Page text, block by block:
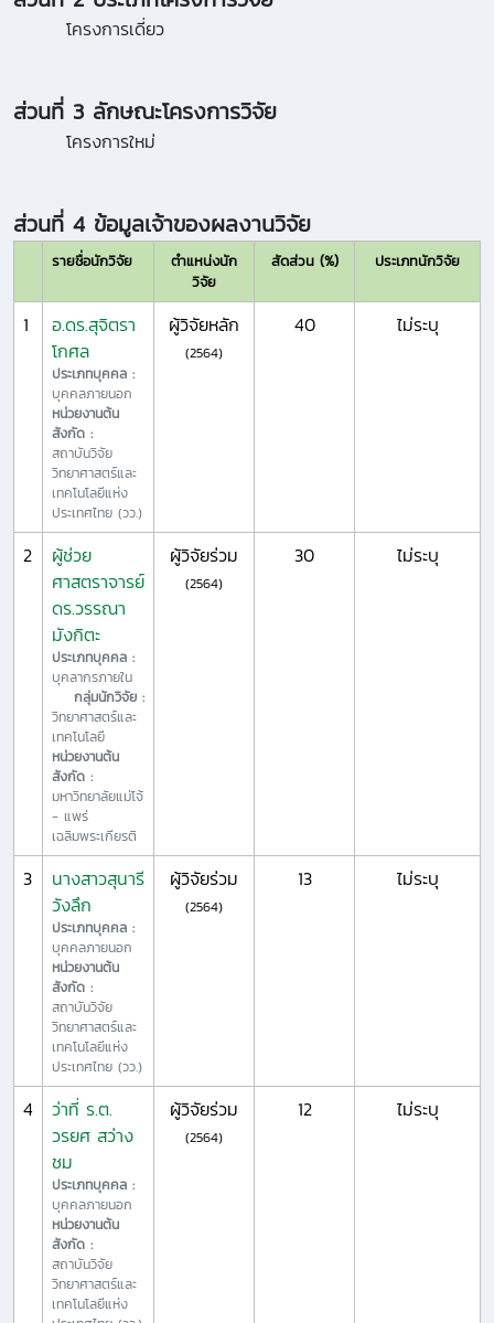
โครงการเดี่ยว
ส่วนที่ 3 ลักษณะโครงการวิจัย
โครงการใหม่
ส่วนที่ 4 ข้อมูลเจ้าของผลงานวิจัย
รายชื่อนักวิจัย
ตำแหน่งนัก
วิจัย
สัดส่วน (%) ประเภทนักวิจัย
1
อ.ดร.สุจิตรา
โกศล
ประเภทบุคคล :
บุคคลภายนอก
หน่วยงานต้น
สังกัด :
สถาบันวิจัย
วิทยาศาสตร์และ
เทคโนโลยีแห่ง
ประเทศไทย (วว.)
ผู้วิจัยหลัก
(2564)
40 ไม่ระบุ
2
ผู้ช่วย
ศาสตราจารย์
ดร.วรรณา
มังกิตะ
ประเภทบุคคล :
บุคลากรภายใน
กลุ่มนักวิจัย :
วิทยาศาสตร์และ
เทคโนโลยี
หน่วยงานต้น
สังกัด :
มหาวิทยาลัยแม่โจ้
- แพร่
เฉลิมพระเกียรติ
ผู้วิจัยร่วม
(2564)
30 ไม่ระบุ
3
นางสาวสุนารี
วังลึก
ประเภทบุคคล :
บุคคลภายนอก
หน่วยงานต้น
สังกัด :
สถาบันวิจัย
วิทยาศาสตร์และ
เทคโนโลยีแห่ง
ประเทศไทย (วว.)
ผู้วิจัยร่วม
(2564)
13 ไม่ระบุ
4
ว่าที่ ร.ต.
วรยศ สว่าง
ชม
ประเภทบุคคล :
บุคคลภายนอก
หน่วยงานต้น
สังกัด :
สถาบันวิจัย
วิทยาศาสตร์และ
เทคโนโลยีแห่ง
ผู้วิจัยร่วม
(2564)
12 ไม่ระบุ